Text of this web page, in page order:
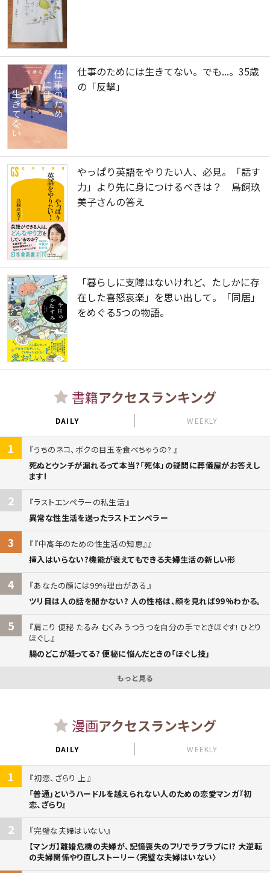
仕事のためには生きてない。でも...。35歳
の「反撃」
やっぱり英語をやりたい人、必見。「話す
力」より先に身につけるべきは？ 鳥飼玖
美子さんの答え
「暮らしに支障はないけれど、たしかに存
在した喜怒哀楽」を思い出して。「同居」
をめぐる5つの物語。
書籍アクセスランキング
DAILY WEEKLY
1
うちのネコ、ボクの目玉を食べちゃうの?
死ぬとウンチが漏れるって本当?「死体」の疑問に葬儀屋がお答えし
ます!
2
ラストエンペラーの私生活
異常な性生活を送ったラストエンペラー
3
『中高年のための性生活の知恵』
挿入はいらない?機能が衰えてもできる夫婦生活の新しい形
4
あなたの顔には99%理由がある
ツリ目は人の話を聞かない? 人の性格は、顔を見れば99%わかる。
5
肩こり 便秘 たるみ むくみ うつうつを自分の手でときほぐす! ひとり
ほぐし
腸のどこが凝ってる? 便秘に悩んだときの「ほぐし技」
もっと見る
漫画アクセスランキング
DAILY WEEKLY
1
初恋、ざらり 上
「普通」というハードルを越えられない人のための恋愛マンガ『初
恋、ざらり』
2
完璧な夫婦はいない
【マンガ】離婚危機の夫婦が、記憶喪失のフリでラブラブに!? 大逆転
の夫婦関係やり直しストーリー〈完璧な夫婦はいない〉